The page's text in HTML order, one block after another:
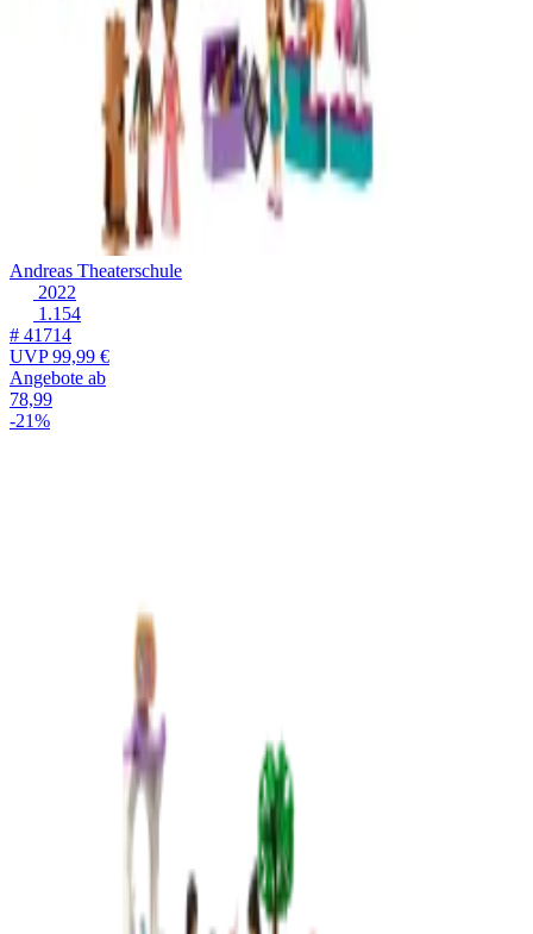
Andreas Theaterschule
2022
1.154
# 41714
UVP99,99 €
Angebote ab
78,99
-21%